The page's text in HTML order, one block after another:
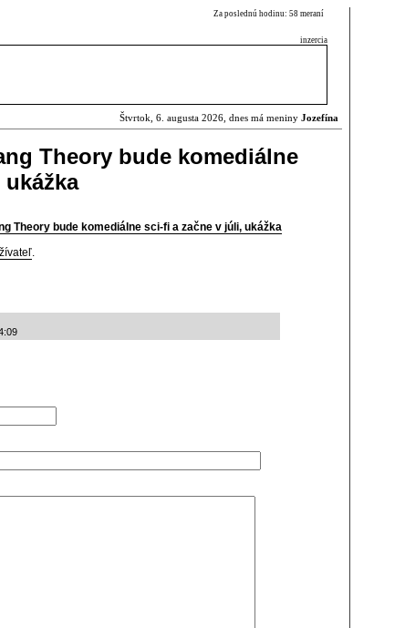
Za poslednú hodinu: 58 meraní
inzercia
Štvrtok, 6. augusta 2026, dnes má meniny Jozefína
Theory bude komediálne
Theory bude komediálne sci-fi a začne v júli, ukážka
.